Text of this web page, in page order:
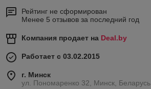
Рейтинг не сформирован
Менее 5 отзывов за последний год
Компания продает на Deal.by
Работает с 03.02.2015
г. Минск
ул. Пономаренко 32, Минск, Беларусь